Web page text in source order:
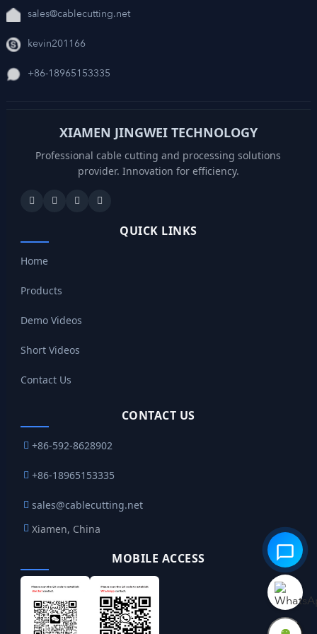
sales@cablecutting.net
kevin201166
+86-18965153335
XIAMEN JINGWEI TECHNOLOGY
Professional cable cutting and processing solutions
provider. Innovation for efficiency.
QUICK LINKS
Home
Products
Demo Videos
Short Videos
Contact Us
CONTACT US
+86-592-8628902
+86-18965153335
sales@cablecutting.net
Xiamen, China
MOBILE ACCESS